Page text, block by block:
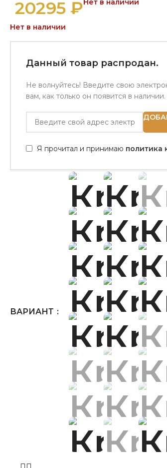
20295 ₽
Нет в наличии
Данный товар распродан.
Не волнуйтесь! Введите свою
вам, как только он появится в наличии.
Я прочитал и принимаю политика
ВАРИАНТ